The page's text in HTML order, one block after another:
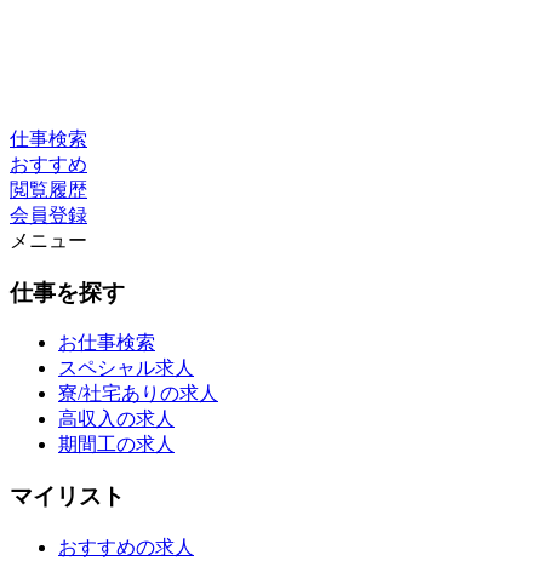
仕事検索
おすすめ
閲覧履歴
会員登録
メニュー
仕事を探す
お仕事検索
スペシャル求人
寮/社宅ありの求人
高収入の求人
期間工の求人
マイリスト
おすすめの求人